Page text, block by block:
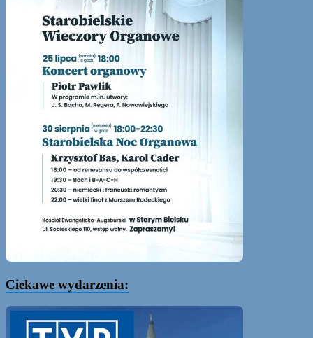
Ciekawe wydarzenia: